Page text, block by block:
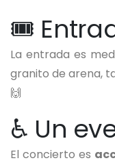
🎟️
La entrada es
granito de arena,
🙌
♿ Un
El concierto es